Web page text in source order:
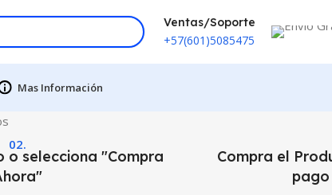
Ventas/Soporte
+57(601)5085475
Mas Información
02.
o selecciona "Compra
Compra el
pago